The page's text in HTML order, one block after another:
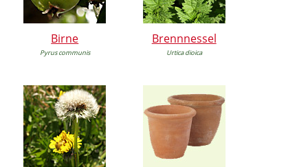
Birne
Pyrus communis
Brennnessel
Urtica dioica